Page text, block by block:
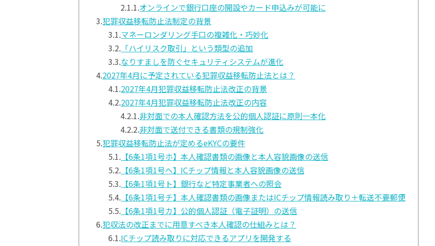
2.1.1.オンラインで銀行口座の開設やカード申込みが可能に
3.犯罪収益移転防止法制定の背景
3.1.マネーロンダリング手口の複雑化・巧妙化
3.2. 「ハイリスク取引」という類型の追加
3.3.なりすましを防ぐセキュリティシステムが進化
4.2027年4月に予定されている犯罪収益移転防止法とは？
4.1.2027年4月犯罪収益移転防止法改正の背景
4.2.2027年4月犯罪収益移転防止法改正の内容
4.2.1.非対面での本人確認方法を公的個人認証に原則一本化
4.2.2.非対面で送付できる書類の規制強化
5.犯罪収益移転防止法が定めるeKYCの要件
5.1. 【6条1項1号ホ】本人確認書類の画像と本人容貌画像の送信
5.2. 【6条1項1号ヘ】ICチップ情報と本人容貌画像の送信
5.3. 【6条1項1号ト】銀行など特定事業者への照会
5.4. 【6条1項1号チ】本人確認書類の画像またはICチップ情報読み取り＋転送不要郵便
5.5. 【6条1項1号カ】公的個人認証（電子証明）の送信
6.犯収法の改正までに用意すべき本人確認の仕組みとは？
6.1.ICチップ読み取りに対応できるアプリを開発する